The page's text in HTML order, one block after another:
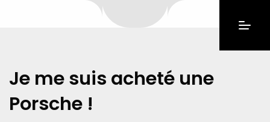
Je me suis acheté une
Porsche !